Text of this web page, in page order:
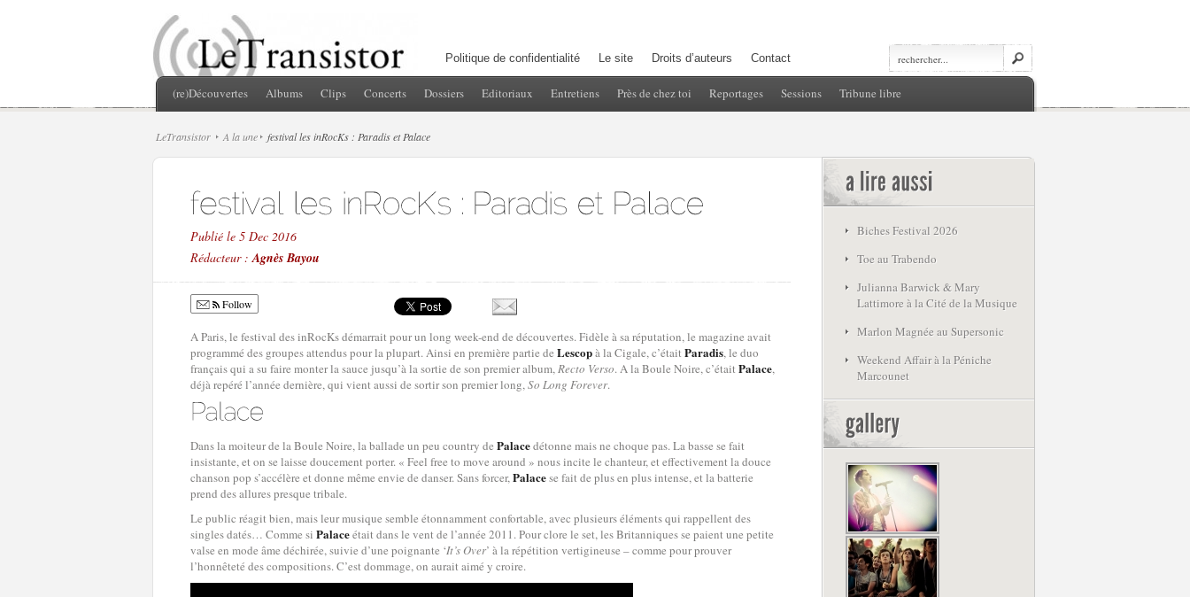
Politique de confidentialité Le site Droits d’auteurs Contact
(re)Découvertes Albums Clips Concerts Dossiers Editoriaux Entretiens Près de chez toi Reportages Sessions Tribune libre
LeTransistor A la une festival les inRocKs : Paradis et Palace
Publié le 5 Dec 2016
Rédacteur :Agnès Bayou
Follow
A Paris, le festival des inRocKs démarrait pour un long week-end de découvertes. Fidèle à sa réputation, le magazine avait
programmé des groupes attendus pour la plupart. Ainsi en première partie de Lescopà la Cigale, c’était Paradis, le duo
français qui a su faire monter la sauce jusqu’à la sortie de son premier album,Recto Verso. A la Boule Noire, c’était Palace,
déjà repéré l’année dernière, qui vient aussi de sortir son premier long,So Long Forever.
Dans la moiteur de la Boule Noire, la ballade un peu country de Palacedétonne mais ne choque pas. La basse se fait
insistante, et on se laisse doucement porter. « Feel free to move around » nous incite le chanteur, et effectivement la douce
chanson pop s’accélère et donne même envie de danser. Sans forcer,Palacese fait de plus en plus intense, et la batterie
prend des allures presque tribale.
Le public réagit bien, mais leur musique semble étonnamment confortable, avec plusieurs éléments qui rappellent des
singles datés… Comme si Palaceétait dans le vent de l’année 2011. Pour clore le set, les Britanniques se paient une petite
valse en mode âme déchirée, suivie d’une poignante ‘It’s Over’ à la répétition vertigineuse – comme pour prouver
l’honnêteté des compositions. C’est dommage, on aurait aimé y croire.
Biches Festival 2026
Toe au Trabendo
Julianna Barwick & Mary
Lattimore à la Cité de la Musique
Marlon Magnée au Supersonic
Weekend Affair à la Péniche
Marcounet